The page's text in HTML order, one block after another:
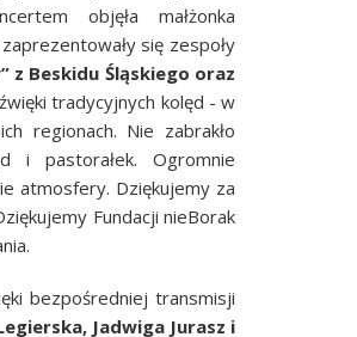
objęła małżonka
się zespoły
z Beskidu Śląskiego oraz
tradycyjnych kolęd - w
regionach. Nie zabrakło
i pastorałek. Ogromnie
atmosfery. Dziękujemy za
Fundacji nieBorak
bezpośredniej transmisji
Jadwiga Jurasz i